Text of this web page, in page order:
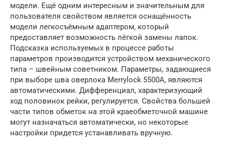
модели. Ещё одним интересным и значительным для
пользователя свойством является оснащённость
модели легкосъёмным адаптером, который
предоставляет возможность лёгкой замены лапок.
Подсказка используемых в процессе работы
параметров производится устройством механического
типа – швейным советником. Параметры, задающиеся
при выборе шва оверлока Merrylock 5500A, являются
автоматическими. Дифференциал, характеризующий
ход половинок рейки, регулируется. Свойства большей
части типов обметок на этой краеобметочной машине
могут назначаться автоматически, но некоторые
настройки придется устанавливать вручную.